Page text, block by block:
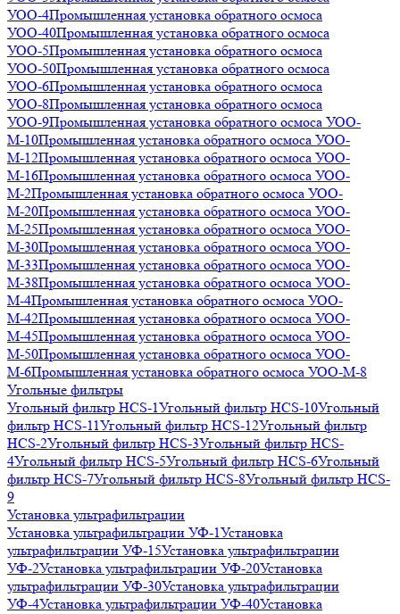
УОО-4Промышленная установка обратного осмоса
УОО-40Промышленная установка обратного осмоса
УОО-5Промышленная установка обратного осмоса
УОО-50Промышленная установка обратного осмоса
УОО-6Промышленная установка обратного осмоса
УОО-8Промышленная установка обратного осмоса
УОО-9Промышленная установка обратного осмоса УОО-
М-10Промышленная установка обратного осмоса УОО-
М-12Промышленная установка обратного осмоса УОО-
М-16Промышленная установка обратного осмоса УОО-
М-2Промышленная установка обратного осмоса УОО-
М-20Промышленная установка обратного осмоса УОО-
М-25Промышленная установка обратного осмоса УОО-
М-30Промышленная установка обратного осмоса УОО-
М-33Промышленная установка обратного осмоса УОО-
М-38Промышленная установка обратного осмоса УОО-
М-4Промышленная установка обратного осмоса УОО-
М-42Промышленная установка обратного осмоса УОО-
М-45Промышленная установка обратного осмоса УОО-
М-50Промышленная установка обратного осмоса УОО-
М-6Промышленная установка обратного осмоса УОО-М-8
Угольные фильтры
Угольный фильтр HСS-1Угольный фильтр HСS-10Угольный
фильтр HСS-11Угольный фильтр HСS-12Угольный фильтр
HСS-2Угольный фильтр HСS-3Угольный фильтр HСS-
4Угольный фильтр HСS-5Угольный фильтр HСS-6Угольный
фильтр HСS-7Угольный фильтр HСS-8Угольный фильтр HСS-
9
Установка ультрафильтрации
Установка ультрафильтрации УФ-1Установка
ультрафильтрации УФ-15Установка ультрафильтрации
УФ-2Установка ультрафильтрации УФ-20Установка
ультрафильтрации УФ-30Установка ультрафильтрации
УФ-4Установка ультрафильтрации УФ-40Установка